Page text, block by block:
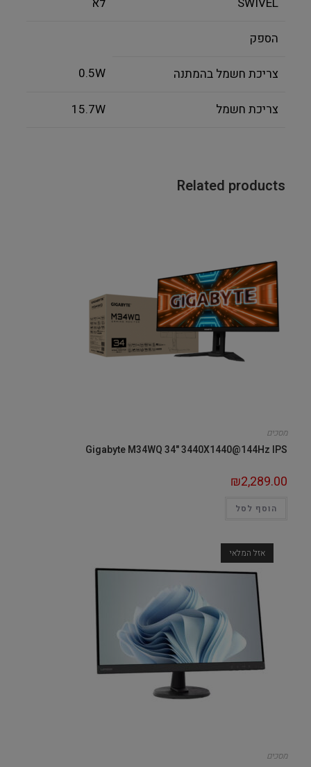
הספק
צריכת חשמל בהמתנה 0.5W
צריכת חשמל 15.7W
Related products
מסכים
Gigabyte M34WQ 34" 3440X1440@144Hz IPS
₪2,289.00
הוסף לסל
אזל המלאי
מסכים